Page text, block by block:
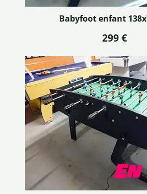
Babyfoot enfant
299 €